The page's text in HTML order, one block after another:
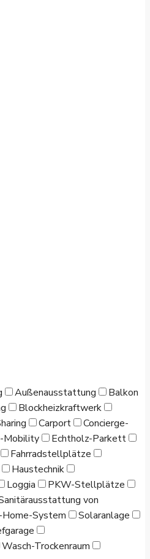
Außenausstattung
Balkon
Blockheizkraftwerk
Carport
Concierge-
Mobility
Echtholz-Parkett
Fahrradstellplätze
Haustechnik
Loggia
PKW-Stellplätze
von
System
Solaranlage
Wasch-Trockenraum